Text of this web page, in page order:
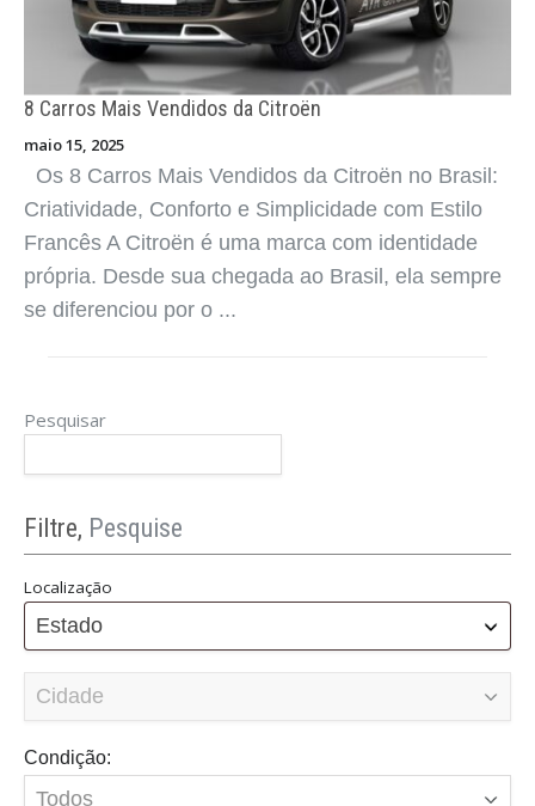
8 Carros Mais Vendidos da Chery
maio 15, 2025
Os 8 Carros Mais Vendidos da Chery no Brasil:
Tecnologia Acessível, Visual Moderno e
Consolidação Nacional A Chery, sob a gestão da
Caoa desde 2018, passou de marca de entrada
para uma das mais competitivas no m ...
8 Carros Mais Vendidos da Audi
Os 8 Carros Mais Vendidos da Audi no Brasil:
Pesquisar
Filtre, Pesquise
Localização
Estado
Condição: